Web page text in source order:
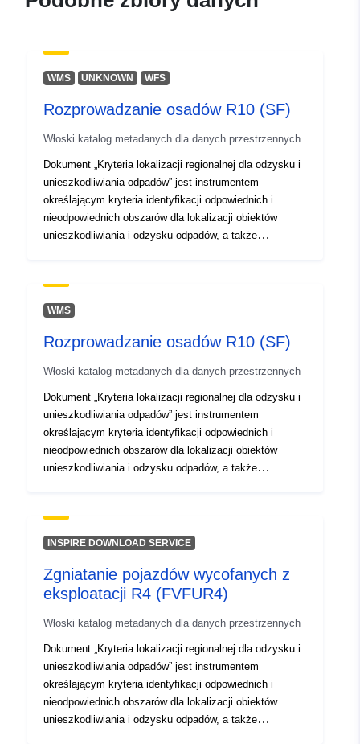
13.92, 45.56 ], [ 12.32, 45.56
uriRef:
http://data.europa.eu/88u/dataset/
WMS UNKNOWN WFS
Rozprowadzanie osadów R10 (SF)
Włoski katalog metadanych dla danych przestrzennych
Dokument „Kryteria lokalizacji regionalnej dla odzysku i
unieszkodliwiania odpadów” jest instrumentem
określającym kryteria identyfikacji odpowiednich i
nieodpowiednich obszarów dla lokalizacji obiektów
unieszkodliwiania i odzysku odpadów, a także
WMS
Rozprowadzanie osadów R10 (SF)
Włoski katalog metadanych dla danych przestrzennych
Dokument „Kryteria lokalizacji regionalnej dla odzysku i
unieszkodliwiania odpadów” jest instrumentem
określającym kryteria identyfikacji odpowiednich i
nieodpowiednich obszarów dla lokalizacji obiektów
unieszkodliwiania i odzysku odpadów, a także
INSPIRE DOWNLOAD SERVICE
Zgniatanie pojazdów wycofanych z
eksploatacji R4 (FVFUR4)
Włoski katalog metadanych dla danych przestrzennych
Dokument „Kryteria lokalizacji regionalnej dla odzysku i
unieszkodliwiania odpadów” jest instrumentem
określającym kryteria identyfikacji odpowiednich i
nieodpowiednich obszarów dla lokalizacji obiektów
unieszkodliwiania i odzysku odpadów, a także